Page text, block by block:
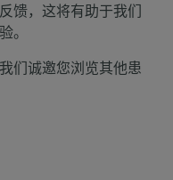
馈，这将有助于我们
。
们诚邀您浏览其他患